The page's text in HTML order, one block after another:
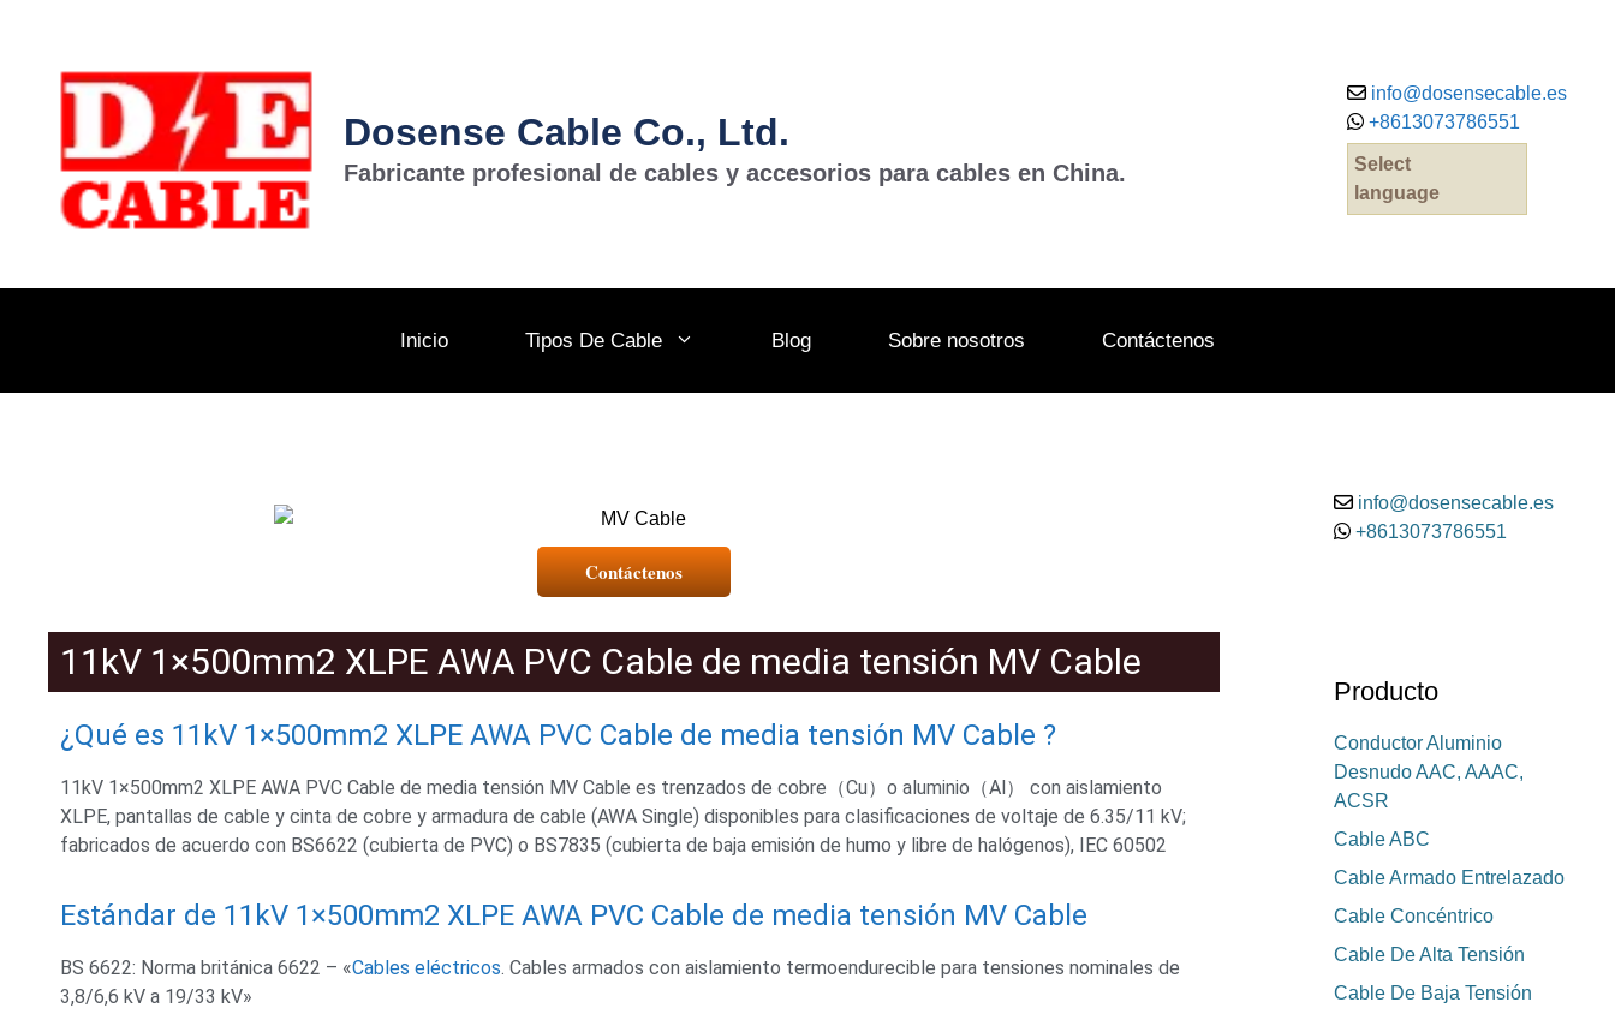
Dosense Cable Co., Ltd.
Fabricante profesional de cables y accesorios para cables en China.
info@dosensecable.es
+8613073786551
Select
language
Inicio Tipos De Cable Blog Sobre nosotros Contáctenos
Contáctenos
11kV 1×500mm2 XLPE AWA PVC Cable de media tensión MV Cable
¿Qué es 11kV 1×500mm2 XLPE AWA PVC Cable de media tensión MV Cable ?
11kV 1×500mm2 XLPE AWA PVC Cable de media tensión MV Cable es trenzados de cobre（Cu）o aluminio（Al） con aislamiento
XLPE, pantallas de cable y cinta de cobre y armadura de cable (AWA Single) disponibles para clasificaciones de voltaje de 6.35/11 kV;
fabricados de acuerdo con BS6622 (cubierta de PVC) o BS7835 (cubierta de baja emisión de humo y libre de halógenos), IEC 60502
Estándar de 11kV 1×500mm2 XLPE AWA PVC Cable de media tensión MV Cable
BS 6622: Norma británica 6622 – «Cables eléctricos. Cables armados con aislamiento termoendurecible para tensiones nominales de
3,8/6,6 kV a 19/33 kV»
info@dosensecable.es
+8613073786551
Producto
Conductor Aluminio
Desnudo AAC, AAAC,
ACSR
Cable ABC
Cable Armado Entrelazado
Cable Concéntrico
Cable De Alta Tensión
Cable De Baja Tensión